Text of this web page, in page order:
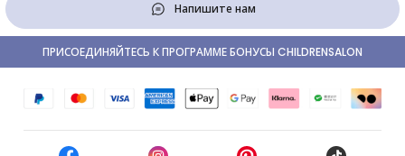
Напишите нам
ПРИСОЕДИНЯЙТЕСЬ К ПРОГРАММЕ БОНУСЫ CHILDRENSALON